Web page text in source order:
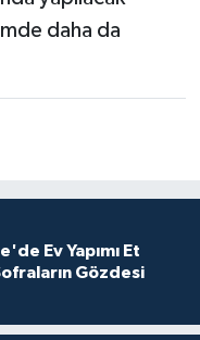
daha da
Ev Yapımı Et
Gözdesi